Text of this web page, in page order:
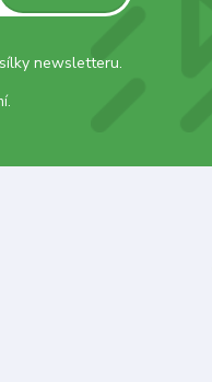
newsletteru.